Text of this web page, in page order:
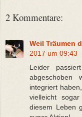
2 Kommentare:
Weil Träumen
2017 um 09:43
Leider
integriert
vielleicht
diesem Leben